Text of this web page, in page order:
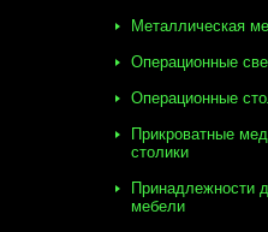
Металлическая
Операционные
Операционные
Прикроватные
столики
Принадлежности
мебели